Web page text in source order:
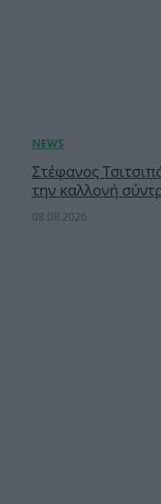
Στέφανος
την καλλονή
08.08.2026